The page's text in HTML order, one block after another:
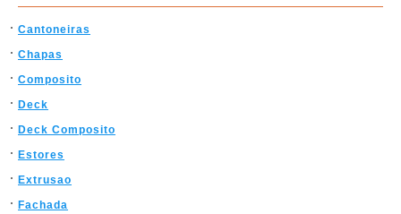
Cantoneiras
Chapas
Composito
Deck
Deck Composito
Estores
Extrusao
Fachada